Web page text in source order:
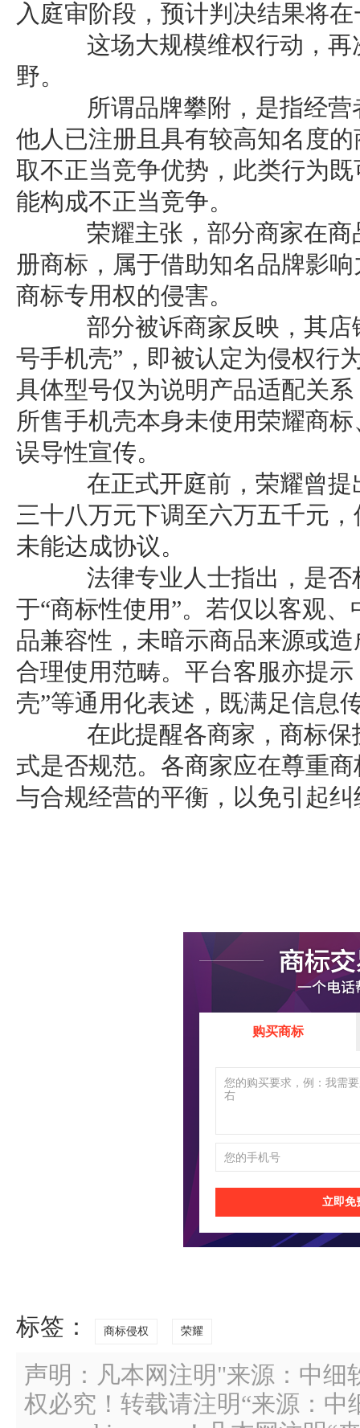
入庭审阶段，预计判决结果将
这场大规模维权行动，再
野。
所谓品牌攀附，是指经营
他人已注册且具有较高知名度
取不正当竞争优势，此类行为
能构成不正当竞争。
荣耀主张，部分商家在商
册商标，属于借助知名品牌影
商标专用权的侵害。
部分被诉商家反映，其店
号手机壳”，即被认定为侵权行
具体型号仅为说明产品适配关
所售手机壳本身未使用荣耀商
误导性宣传。
在正式开庭前，荣耀曾提
三十八万元下调至六万五千元
未能达成协议。
法律专业人士指出，是否
于“商标性使用”。若仅以客观
品兼容性，未暗示商品来源或
合理使用范畴。平台客服亦提
壳”等通用化表述，既满足信息
在此提醒各商家，商标保
式是否规范。各商家应在尊重
与合规经营的平衡，以免引起纠
购买商标
立即免
标签： 商标侵权 荣耀
声明：凡本网注明"来源：中细
权必究！转载请注明“来源：中